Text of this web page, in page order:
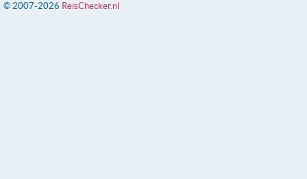
© 2007-2026 ReisChecker.nl